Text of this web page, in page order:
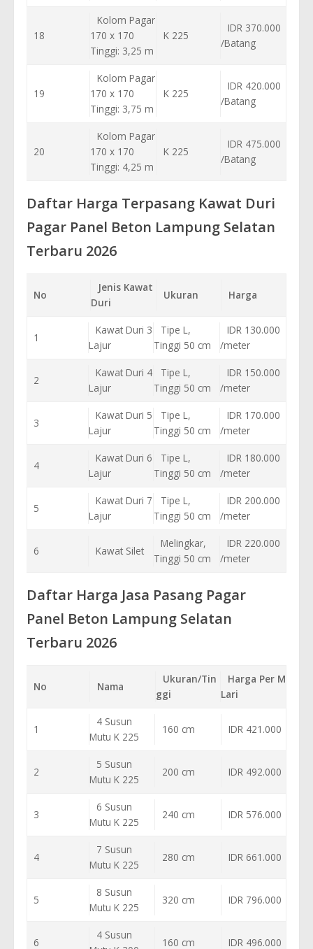
18
Kolom Pagar
170 x 170
Tinggi: 3,25 m
K 225
IDR 370.000
/Batang
19
Kolom Pagar
170 x 170
Tinggi: 3,75 m
K 225
IDR 420.000
/Batang
20
Kolom Pagar
170 x 170
Tinggi: 4,25 m
K 225
IDR 475.000
/Batang
Daftar Harga Terpasang Kawat Duri
Pagar Panel Beton Lampung Selatan
Terbaru 2026
No
Jenis Kawat
Duri
Ukuran Harga
1
Kawat Duri 3
Lajur
Tipe L,
Tinggi 50 cm
IDR 130.000
/meter
2
Kawat Duri 4
Lajur
Tipe L,
Tinggi 50 cm
IDR 150.000
/meter
3
Kawat Duri 5
Lajur
Tipe L,
Tinggi 50 cm
IDR 170.000
/meter
4
Kawat Duri 6
Lajur
Tipe L,
Tinggi 50 cm
IDR 180.000
/meter
5
Kawat Duri 7
Lajur
Tipe L,
Tinggi 50 cm
IDR 200.000
/meter
6 Kawat Silet
Melingkar,
Tinggi 50 cm
IDR 220.000
/meter
Daftar Harga Jasa Pasang Pagar
Panel Beton Lampung Selatan
Terbaru 2026
No Nama
Ukuran/Tin
ggi
Harga Per M
Lari
1
4 Susun
Mutu K 225
160 cm IDR 421.000
2
5 Susun
Mutu K 225
200 cm IDR 492.000
3
6 Susun
Mutu K 225
240 cm IDR 576.000
4
7 Susun
Mutu K 225
280 cm IDR 661.000
5
8 Susun
Mutu K 225
320 cm IDR 796.000
6
4 Susun
160 cm IDR 496.000